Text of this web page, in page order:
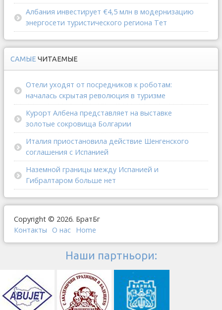
Албания инвестирует €4,5 млн в модернизацию
энергосети туристического региона Тет
САМЫЕ ЧИТАЕМЫЕ
Отели уходят от посредников к роботам:
началась скрытая революция в туризме
Курорт Албена представляет на выставке
золотые сокровища Болгарии
Италия приостановила действие Шенгенского
соглашения с Испанией
Наземной границы между Испанией и
Гибралтаром больше нет
Copyright © 2026. БратБг
Контакты
О наc Home
Наши партньори: